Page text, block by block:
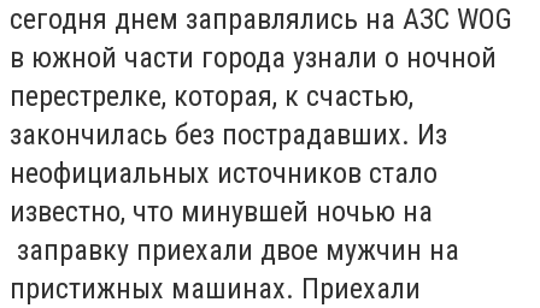
сегодня днем заправлялись на АЗС WOG
в южной части города узнали о ночной
перестрелке, которая, к счастью,
закончилась без пострадавших. Из
неофициальных источников стало
известно, что минувшей ночью на
заправку приехали двое мужчин на
пристижных машинах. Приехали